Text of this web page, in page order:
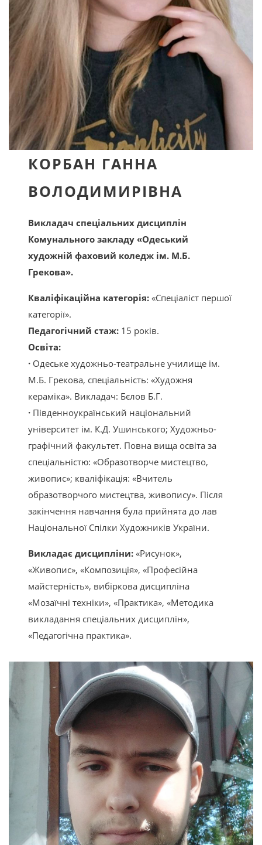
КОРБАН ГАННА
ВОЛОДИМИРІВНА
Викладач спеціальних дисциплін
Комунального закладу «Одеський
художній фаховий коледж ім. М.Б.
Грекова».
Кваліфікаційна категорія: «Спеціаліст першої
категорії».
Педагогічний стаж: 15 років.
Освіта:
· Одеське художньо-театральне училище ім.
М.Б. Грекова, спеціальність: «Художня
кераміка». Викладач: Бєлов Б.Г.
· Південноукраїнський національний
університет ім. К.Д. Ушинського; Художньо-
графічний факультет. Повна вища освіта за
спеціальністю: «Образотворче мистецтво,
живопис»; кваліфікація: «Вчитель
образотворчого мистецтва, живопису». Після
закінчення навчання була прийнята до лав
Національної Спілки Художників України.
Викладає дисципліни: «Рисунок»,
«Живопис», «Композиція», «Професійна
майстерність», вибіркова дисципліна
«Мозаїчні техніки», «Практика», «Методика
викладання спеціальних дисциплін»,
«Педагогічна практика».